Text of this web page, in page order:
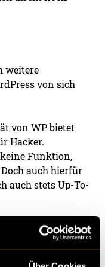
weitere
von sich
von WP bietet
Hacker.
Funktion,
auch hierfür
auch stets Up-To-